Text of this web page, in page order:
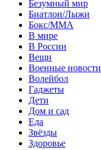
Безумный мир
Биатлон/Лыжи
Бокс/MMA
В мире
В России
Вещи
Военные новости
Волейбол
Гаджеты
Дети
Дом и сад
Еда
Звёзды
Здоровье